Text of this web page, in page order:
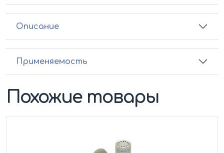
Описание
Применяемость
Похожие товары